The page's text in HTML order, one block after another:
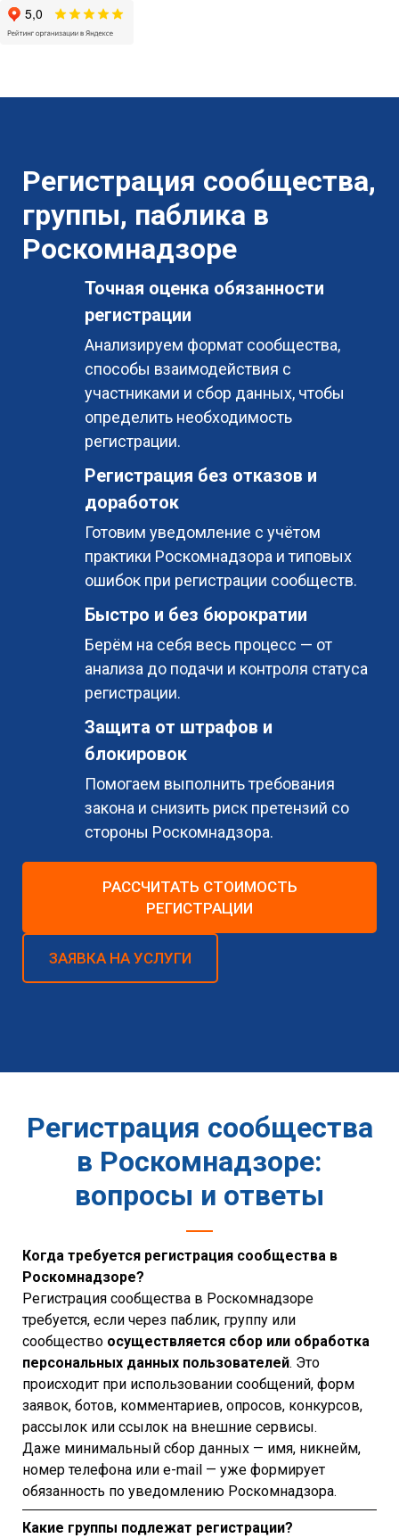
Регистрация сообщества,
группы, паблика в
Роскомнадзоре
Точная оценка обязанности
регистрации
Анализируем формат сообщества,
способы взаимодействия с
участниками и сбор данных, чтобы
определить необходимость
регистрации.
Регистрация без отказов и
доработок
Готовим уведомление с учётом
практики Роскомнадзора и типовых
ошибок при регистрации сообществ.
Быстро и без бюрократии
Берём на себя весь процесс — от
анализа до подачи и контроля статуса
регистрации.
Защита от штрафов и
блокировок
Помогаем выполнить требования
закона и снизить риск претензий со
стороны Роскомнадзора.
РАССЧИТАТЬ СТОИМОСТЬ
РЕГИСТРАЦИИ
ЗАЯВКА НА УСЛУГИ
Регистрация сообщества
в Роскомнадзоре:
вопросы и ответы
Когда требуется регистрация сообщества в
Роскомнадзоре?
Регистрация сообщества в Роскомнадзоре
требуется, если через паблик, группу или
сообщество осуществляется сбор или обработка
персональных данных пользователей. Это
происходит при использовании сообщений, форм
заявок, ботов, комментариев, опросов, конкурсов,
рассылок или ссылок на внешние сервисы.
Даже минимальный сбор данных — имя, никнейм,
номер телефона или e-mail — уже формирует
обязанность по уведомлению Роскомнадзора.
Какие группы подлежат регистрации?